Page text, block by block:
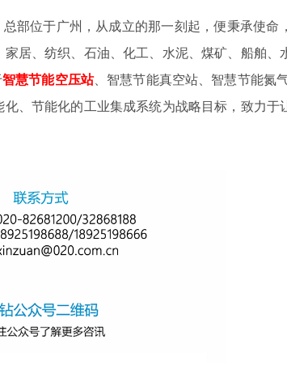
总部位于广州，从成立的那一刻起，便秉承使命
居、纺织、石油、化工、水泥、煤矿、船舶、
智慧节能空压站、智慧节能真空站、智慧节能氮气
、节能化的工业集成系统为战略目标，致力于